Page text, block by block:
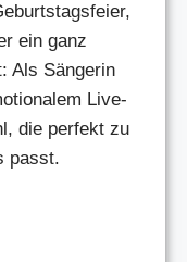
ein ganz
Als Sängerin
Live-
die perfekt zu
passt.